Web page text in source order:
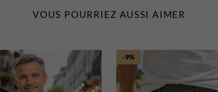
VOUS POURRIEZ AUSSI AIMER
-9%